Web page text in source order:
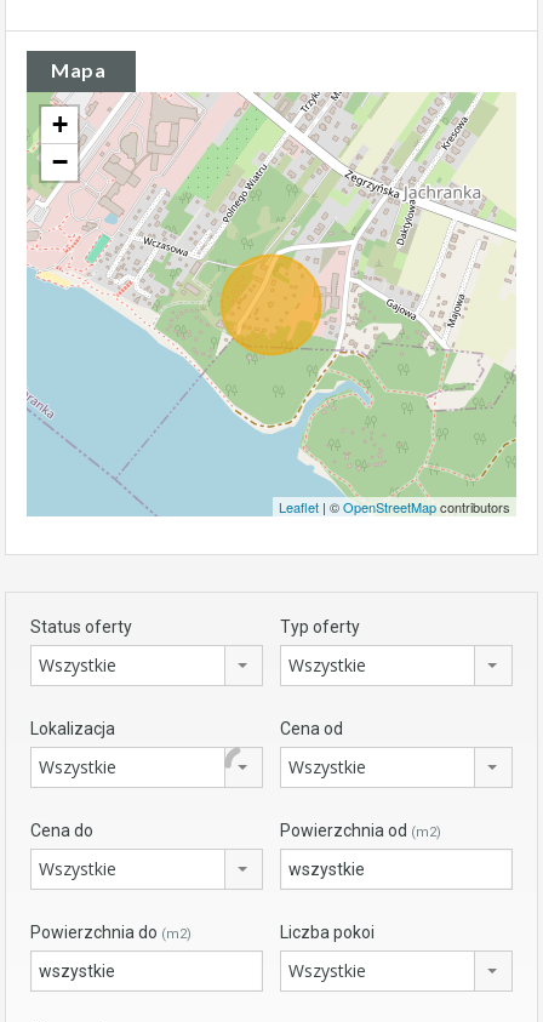
Mapa
+
−
Leaflet | ©OpenStreetMapcontributors
Status oferty
Wszystkie
Typ oferty
Wszystkie
Lokalizacja
Wszystkie
Cena od
Wszystkie
Cena do
Wszystkie
Powierzchnia od (m2)
Powierzchnia do (m2) Liczba pokoi
Wszystkie